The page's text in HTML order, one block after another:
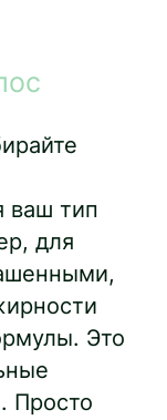
ваш тип
для
Это
Просто